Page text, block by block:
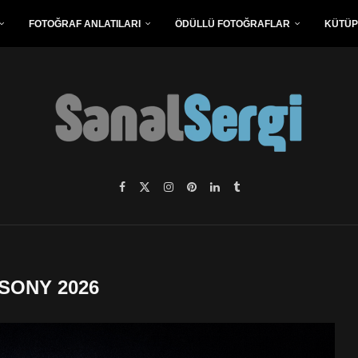
FOTOĞRAF ANLATILARI ÖDÜLLÜ FOTOĞRAFLAR
2026